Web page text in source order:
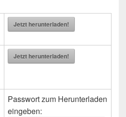
Jetzt herunterladen!
Jetzt herunterladen!
Passwort zum Herunterladen
eingeben: